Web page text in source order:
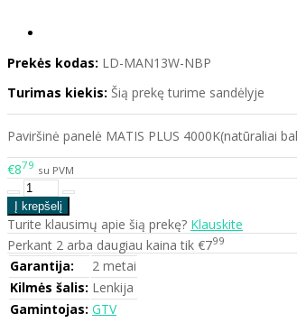
Prekės kodas: LD-MAN13W-NBP
Turimas kiekis: Šią prekę turime sandėlyje
Paviršinė panelė MATIS PLUS 4000K(natūraliai
€879 su PVM
Turite klausimų apie šią prekę? Klauskite
Perkant 2 arba daugiau kaina tik €799
Garantija:
2 metai
Kilmės šalis: Lenkija
Gamintojas: GTV